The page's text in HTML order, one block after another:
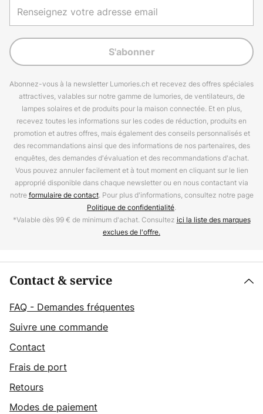
S'abonner
Abonnez-vous à la newsletter Lumories.ch et recevez des offres spéciales
attractives, valables sur notre gamme de lumories, de ventilateurs, de
lampes solaires et de produits pour la maison connectée. Et en plus,
recevez toutes les informations sur les codes de réduction, produits en
promotion et autres offres, mais également des conseils personnalisés et
des recommandations ainsi que des informations de nos partenaires, des
enquêtes, des demandes d'évaluation et des recommandations d'achat.
Vous pouvez annuler facilement et à tout moment en cliquant sur le lien
approprié disponible dans chaque newsletter ou en nous contactant via
notreformulaire de contact. Pour plus d'informations, consultez notre page
Politique de confidentialité.
*Valable dès 99 € de minimum d'achat. Consultez ici la liste des marques
exclues de l'offre.
Contact & service
FAQ - Demandes fréquentes
Suivre une commande
Contact
Frais de port
Retours
Modes de paiement